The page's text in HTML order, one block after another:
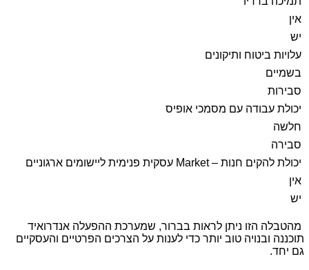
אין
יש
עלויות ביטוח ותיקונים
בשמיים
סבירות
יכולת עבודה עם מסמכי אופיס
חלשה
סבירה
יכולת להקים חנות –Market עסקית פנימית ליישומים ארגוניים
אין
יש
מהטבלה הזו ניתן לראות בברור, שמערכת ההפעלה אנדרואיד
תוכננה ובנויה טוב יותר כדי לענות על הצרכים הפרטיים והעסקיים
גם יחד.